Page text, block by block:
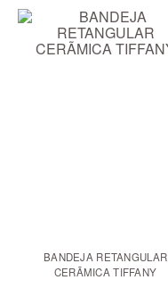
BANDEJA RETANGULAR
CERÃMICA TIFFANY